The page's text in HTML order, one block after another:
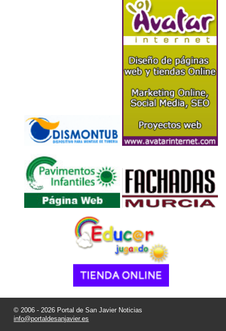
© 2006 - 2026 Portal de San Javier Noticias
info@portaldesanjavier.es